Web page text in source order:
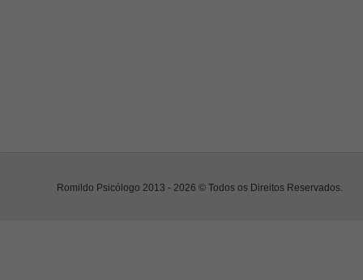
Romildo Psicólogo 2013 - 2026 © Todos os Direitos Reservados.